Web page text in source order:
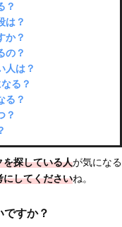
？
は？
か？
の？
人は？
る？
る？
？
を探している人が気になる
にしてくださいね。
すか？